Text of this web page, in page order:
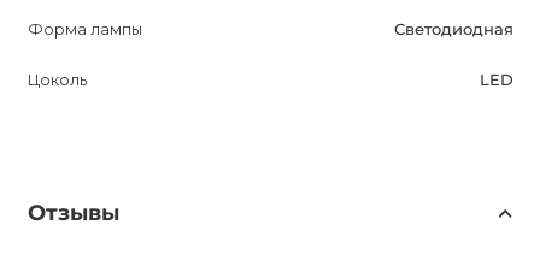
Форма лампы Светодиодная
Цоколь LED
Отзывы